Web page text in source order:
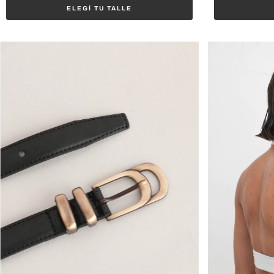
ELEGÍ TU TALLE